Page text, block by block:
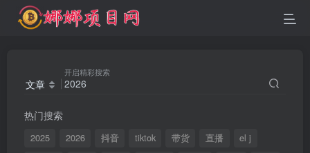
文章
开启精彩搜索
热门搜索
2025 2026 抖音 tiktok 带货 直播
el j